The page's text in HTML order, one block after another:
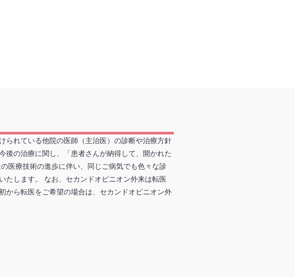
られている他院の医師（主治医）の診断や治療方針
後の治療に関し、「患者さんが納得して、開かれた
医療技術の進歩に伴い、同じご病気でも色々な診
たします。 なお、セカンドオピニオン外来は転医
から転医をご希望の場合は、セカンドオピニオン外